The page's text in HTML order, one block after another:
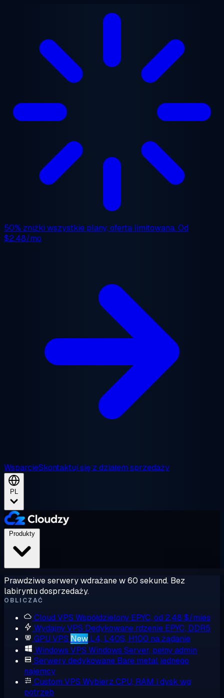
50% zniżki wszystkie plany, oferta limitowana. Od
$2.48/mo
WsparcieSkontaktuj się z działem sprzedaży
PL
Prawdziwe serwery wdrażane w 60 sekund. Bez
labiryntu dosprzedaży.
OBLICZAĆ
Cloud VPS Współdzielony EPYC, od 2,48 $/mies
Wydajny VPS Dedykowane rdzenie EPYC, DDR5
GPU VPS New L4, L40S, H100 na żądanie
Windows VPS Windows Server, pełny admin
Serwery dedykowane Bare metal jednego
najemcy
Custom VPS Wybierz CPU, RAM i dysk wg
potrzeb